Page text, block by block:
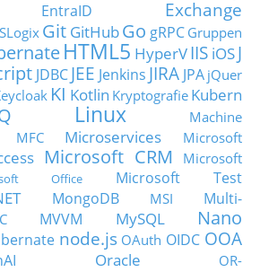
EntraID
Exchange
Git GitHubGo gRPC Gruppen
HTML5 HyperVIIS iOSJ
JDBC JEE Jenkins JIRA JPA jQuer
KI Kotlin Kryptografie Kubern
Linux
Machine
MFC Microservices
Microsoft
Microsoft CRM
Microsoft
Office
Microsoft Test
MongoDB MSI
Multi-
MVVM MySQL
Nano
node.js OAuth OIDC OOA
Oracle
OR-